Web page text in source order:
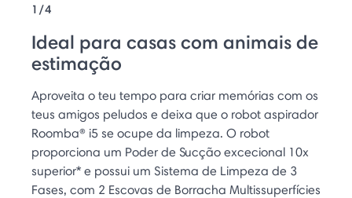
1/4
Ideal para casas com animais de
estimação
Aproveita o teu tempo para criar memórias com os
teus amigos peludos e deixa que o robot aspirador
Roomba® i5 se ocupe da limpeza. O robot
proporciona um Poder de Sucção excecional 10x
superior* e possui um Sistema de Limpeza de 3
Fases, com 2 Escovas de Borracha Multissuperfícies